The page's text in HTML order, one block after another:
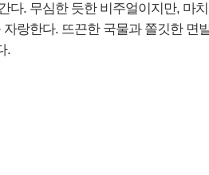
다. 무심한 듯한 비주얼이지만, 마
랑한다. 뜨끈한 국물과 쫄깃한 면
.